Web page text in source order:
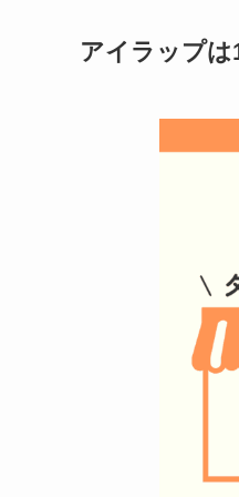
アイラップは